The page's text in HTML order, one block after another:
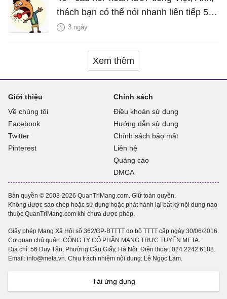
thách bạn có thể nói nhanh liên tiếp 5
lần mà vẫn trôi chảy
3 ngày
Xem thêm
Giới thiệu
Về chúng tôi
Facebook
Twitter
Pinterest
Chính sách
Điều khoản sử dụng
Hướng dẫn sử dụng
Chính sách bảo mật
Liên hệ
Quảng cáo
DMCA
Bản quyền © 2003-2026 QuanTriMang.com. Giữ toàn quyền.
Không được sao chép hoặc sử dụng hoặc phát hành lại bất kỳ nội dung nào
thuộc QuanTriMang.com khi chưa được phép.
Giấy phép Mạng Xã Hội số 362/GP-BTTTT do bộ TTTT cấp ngày 30/06/2016.
Cơ quan chủ quản: CÔNG TY CỔ PHẦN MẠNG TRỰC TUYẾN META.
Địa chỉ: 56 Duy Tân, Phường Cầu Giấy, Hà Nội. Điện thoại: 024 2242 6188.
Email: info@meta.vn. Chịu trách nhiệm nội dung: Lê Ngọc Lam.
Tải ứng dụng